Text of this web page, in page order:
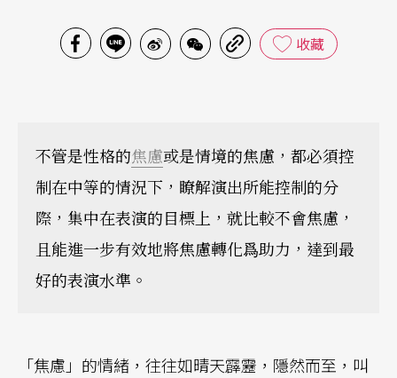
收藏
不管是性格的焦慮或是情境的焦慮，都必須控
制在中等的情況下，瞭解演出所能控制的分
際，集中在表演的目標上，就比較不會焦慮，
且能進一步有效地將焦慮轉化爲助力，達到最
好的表演水準。
「焦慮」的情緒，往往如晴天霹靂，隱然而至，叫